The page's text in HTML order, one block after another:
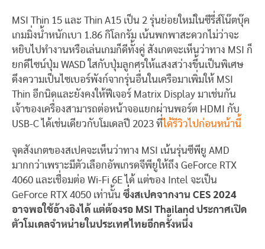
MSI Thin 15 และ Thin A15 เป็น 2 รุ่นย่อยใหม่ในซีรี่ส์โน๊ตบุ๊ค
เกมมิ่งน้ำหนักเบา 1.86 กิโลกรัม เน้นพกพาสะดวกไม่ว่าจะ
หยิบไปทำงานหรือเล่นเกมก็ดีทั้งคู่ สังเกตจะเห็นว่าทาง MSI ก็
ยกดีไซน์ปุ่ม WASD ใสกับปุ่มลูกศรให้แสงสว่างขึ้นเป็นพิเศษ
ดึงความเป็นไซเบอร์พังก์จากรุ่นอื่นในเครือมาเพิ่มให้ MSI
Thin อีกนิดและยังคงให้ฟีเจอร์ Matrix Display มาเช่นกัน
เจ้าของเครื่องสามารถต่อหน้าจอแยกผ่านพอร์ต HDMI กับ
USB-C ได้เช่นเดียวกับโมเดลปี 2023 ที่ ได้รีวิวไปก่อนหน้านี้
จุดสังเกตของสเปคจะเห็นว่าทาง MSI เน้นรุ่นซีพียู AMD
มากกว่าเพราะมีตัวเลือกอัพเกรดจีพียูให้ถึง GeForce RTX
4060 และเชื่อมต่อ Wi-Fi 6E ได้ แต่ของ Intel จะเป็น
GeForce RTX 4050 เท่านั้น ซึ่งสเปคจากงาน CES 2024
อาจพอใช้อ้างอิงได้ แต่ต้องรอ MSI Thailand ประกาศเปิด
ตัวโมเดลจำหน่ายในประเทศไทยอีกครั้งหนึ่ง